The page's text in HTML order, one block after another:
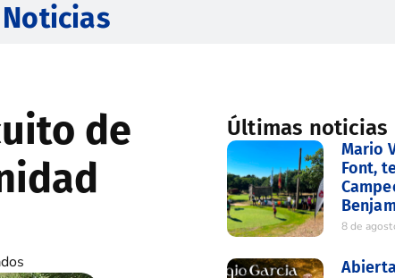
Noticias
de
Últimas noticias
Mario
Font,
8 de